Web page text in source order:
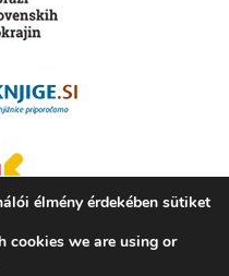
TrueCAD d.o.o.
élmény érdekében sütiket
cookies we are using or